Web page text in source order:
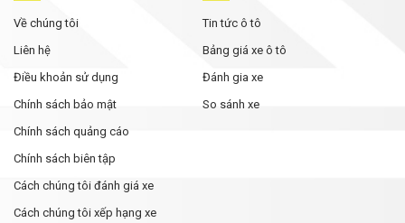
Về chúng tôi
Liên hệ
Điều khoản sử dụng
Chính sách bảo mật
Chính sách quảng cáo
Chính sách biên tập
Cách chúng tôi đánh giá xe
Cách chúng tôi xếp hạng xe
Tin tức ô tô
Bảng giá xe ô tô
Đánh gia xe
So sánh xe